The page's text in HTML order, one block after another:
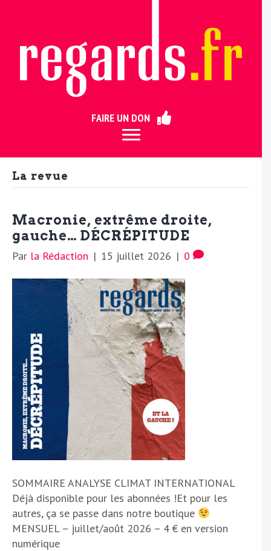
FAIRE UN DON
La revue
Macronie, extrême droite,
gauche… DÉCRÉPITUDE
Par la Rédaction | 15 juillet 2026 | 0
SOMMAIRE ANALYSE CLIMAT INTERNATIONAL
Déjà disponible pour les abonnées !Et pour les
autres, ça se passe dans notre boutique
MENSUEL – juillet/août 2026 – 4 € en version
numérique